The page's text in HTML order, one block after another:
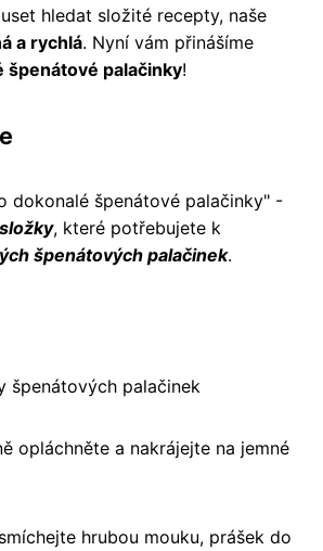
hledat složité recepty, naše
a rychlá. Nyní vám přinášíme
špenátové palačinky!
dokonalé špenátové palačinky" -
, které potřebujete k
špenátových palačinek.
špenátových palačinek
opláchněte a nakrájejte na jemné
hrubou mouku, prášek do